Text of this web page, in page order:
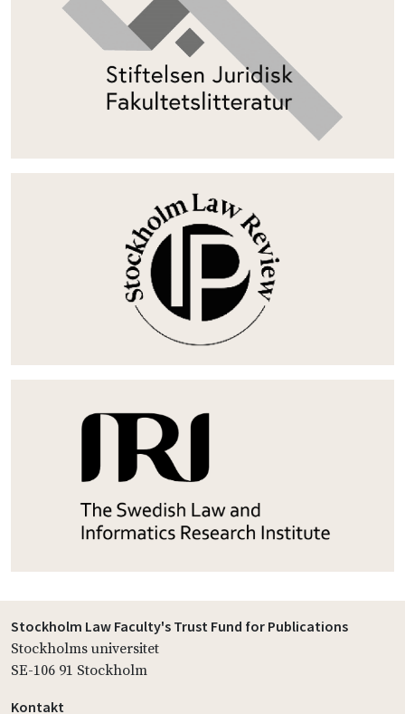
Stockholm Law Faculty's Trust Fund for Publications
Stockholms universitet
SE-106 91 Stockholm
Kontakt